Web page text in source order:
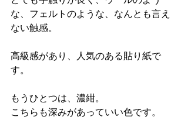
な、フェルトのような、なんとも言え
ない触感。
高級感があり、人気のある貼り紙で
す。
もうひとつは、濃紺。
こちらも深みがあっていい色です。